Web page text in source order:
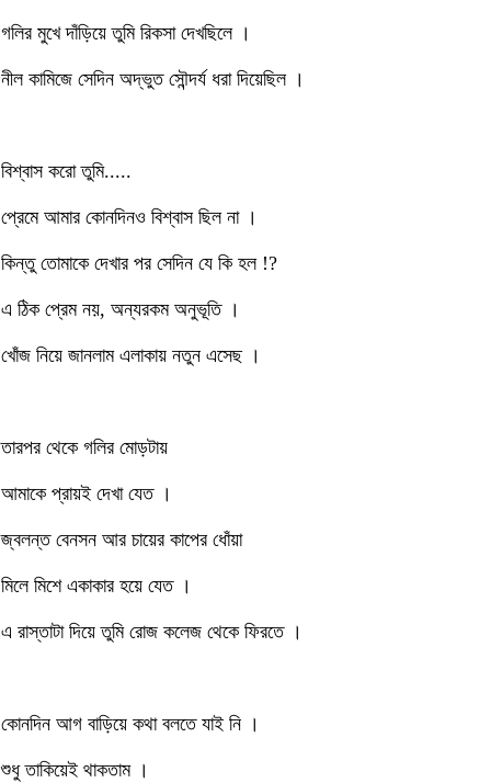
গলির মুখে দাঁড়িয়ে তুমি রিকসা দেখছিলে ।
নীল কামিজে সেদিন অদ্ভুত সৌন্দর্য ধরা দিয়েছিল ।
বিশ্বাস করো তুমি.....
প্রেমে আমার কোনদিনও বিশ্বাস ছিল না ।
কিন্তু তোমাকে দেখার পর সেদিন যে কি হল !?
এ ঠিক প্রেম নয়, অন্যরকম অনুভূতি ।
খোঁজ নিয়ে জানলাম এলাকায় নতুন এসেছ ।
তারপর থেকে গলির মোড়টায়
আমাকে প্রায়ই দেখা যেত ।
জ্বলন্ত বেনসন আর চায়ের কাপের ধোঁয়া
মিলে মিশে একাকার হয়ে যেত ।
এ রাস্তাটা দিয়ে তুমি রোজ কলেজ থেকে ফিরতে ।
কোনদিন আগ বাড়িয়ে কথা বলতে যাই নি ।
শুধু তাকিয়েই থাকতাম ।